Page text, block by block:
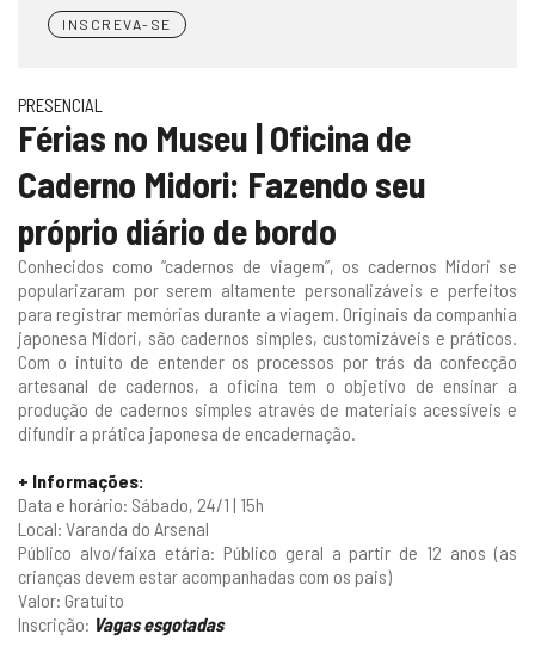
INSCREVA-SE
PRESENCIAL
Férias no Museu | Oficina de
Caderno Midori: Fazendo seu
próprio diário de bordo
Conhecidos como “cadernos de viagem”, os cadernos Midori se
popularizaram por serem altamente personalizáveis e perfeitos
para registrar memórias durante a viagem. Originais da companhia
japonesa Midori, são cadernos simples, customizáveis e práticos.
Com o intuito de entender os processos por trás da confecção
artesanal de cadernos, a oficina tem o objetivo de ensinar a
produção de cadernos simples através de materiais acessíveis e
difundir a prática japonesa de encadernação.
+ Informações:
Data e horário: Sábado, 24/1 | 15h
Local: Varanda do Arsenal
Público alvo/faixa etária: Público geral a partir de 12 anos (as
crianças devem estar acompanhadas com os pais)
Valor: Gratuito
Inscrição: Vagas esgotadas